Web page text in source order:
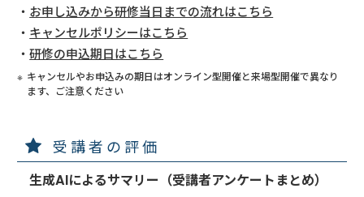
お申し込みから研修当日までの流れはこちら
キャンセルポリシーはこちら
研修の申込期日はこちら
キャンセルやお申込みの期日はオンライン型開催と来場型開催で異なり
ます、ご注意ください
受講者の評価
生成AIによるサマリー（受講者アンケートまとめ）